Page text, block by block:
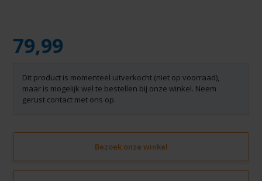
79,99
Dit product is momenteel uitverkocht (niet op voorraad),
maar is mogelijk wel te bestellen bij onze winkel. Neem
gerust contact met ons op.
Bezoek onze winkel